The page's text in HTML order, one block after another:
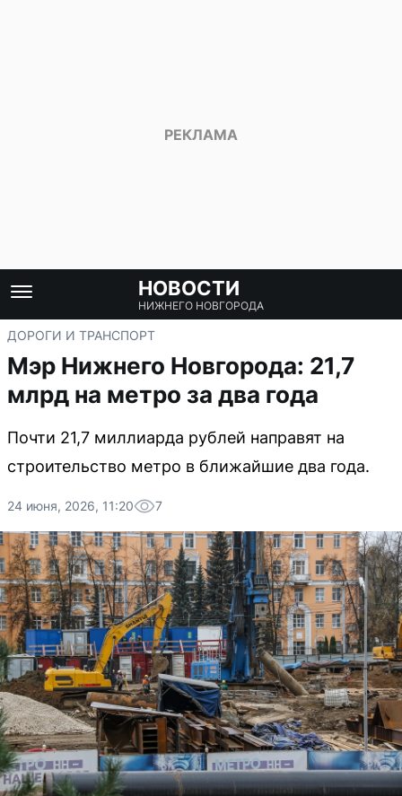
НОВОСТИ
НИЖНЕГО НОВГОРОДА
ДОРОГИ И ТРАНСПОРТ
Мэр Нижнего Новгорода: 21,7
млрд на метро за два года
Почти 21,7 миллиарда рублей направят на
строительство метро в ближайшие два года.
24 июня, 2026, 11:20 7